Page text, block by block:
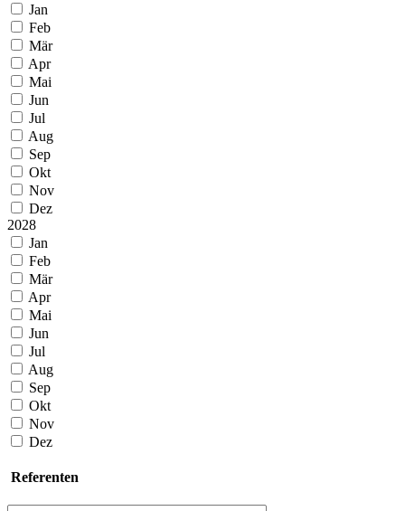
Jan
Feb
Mär
Apr
Mai
Jun
Jul
Aug
Sep
Okt
Nov
Dez
2028
Jan
Feb
Mär
Apr
Mai
Jun
Jul
Aug
Sep
Okt
Nov
Dez
Referenten